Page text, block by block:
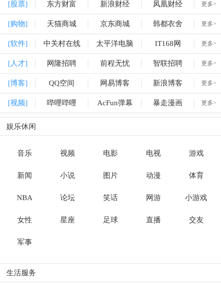
[股票] 东方财富 新浪财经 凤凰财经 更多>
[购物] 天猫商城 京东商城 韩都衣舍 更多>
[软件] 中关村在线 太平洋电脑 IT168网 更多>
[人才] 网隆招聘 前程无忧 智联招聘 更多>
[博客] QQ空间 网易博客 新浪博客 更多>
[视频] 哔哩哔哩 AcFun弹幕 暴走漫画 更多>
娱乐休闲
音乐 视频 电影 电视 游戏
新闻 小说 图片 动漫 体育
NBA 论坛 笑话 网游 小游戏
女性 星座 足球 直播 交友
军事
生活服务